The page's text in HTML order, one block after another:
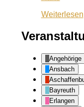
Weiterlesen
Angehörige
Ansbach
Bayreuth
Erlangen